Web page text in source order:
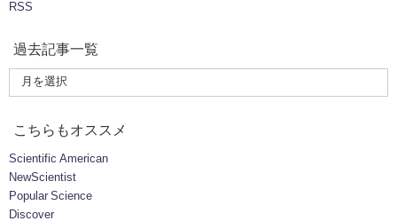
RSS
過去記事一覧
こちらもオススメ
Scientific American
NewScientist
Popular Science
Discover